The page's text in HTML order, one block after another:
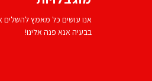
אנו עושים כל מאמץ
בבעיה אנא פנה אלינו!